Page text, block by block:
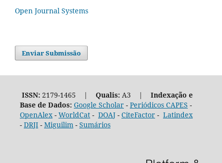
Open Journal Systems
Enviar Submissão
ISSN:2179-1465 | Qualis:A3 | Indexação e
Base de Dados: Google Scholar- Periódicos CAPES -
OpenAlex- WorldCat- DOAJ- CiteFactor- Latindex
- DRJI- Miguilim - Sumários